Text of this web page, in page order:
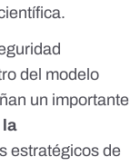
del modelo
un importante
estratégicos de